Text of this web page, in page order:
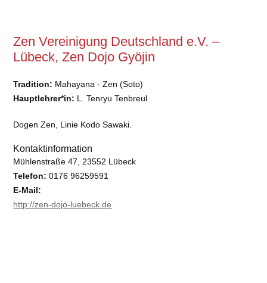
Zen Vereinigung Deutschland e.V. –
Lübeck, Zen Dojo Gyöjin
Tradition: Mahayana - Zen (Soto)
Hauptlehrer*in: L. Tenryu Tenbreul
Dogen Zen, Linie Kodo Sawaki.
Kontaktinformation
Mühlenstraße 47, 23552 Lübeck
Telefon: 0176 96259591
E-Mail:
http://zen-dojo-luebeck.de